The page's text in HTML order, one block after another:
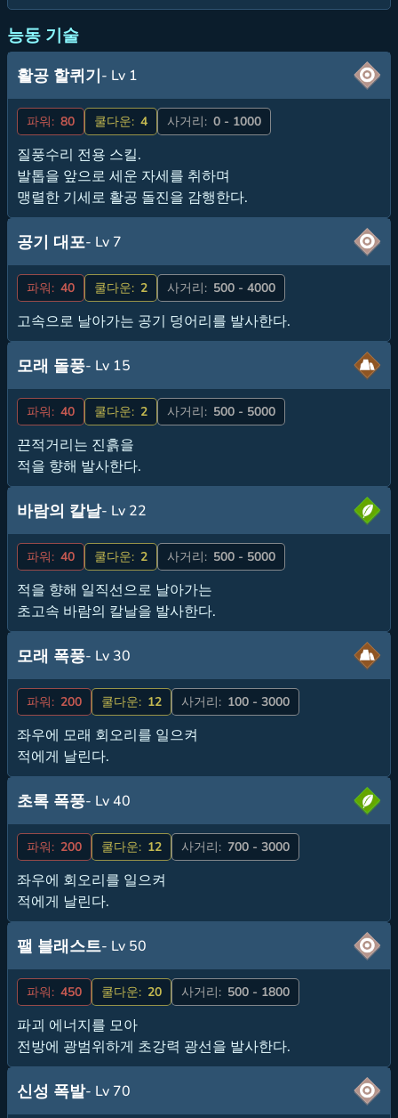
능동 기술
활공 할퀴기- Lv 1
파워: 80 쿨다운: 4 사거리: 0 - 1000
질풍수리 전용 스킬.
발톱을 앞으로 세운 자세를 취하며
맹렬한 기세로 활공 돌진을 감행한다.
공기 대포- Lv 7
파워: 40 쿨다운: 2 사거리: 500 - 4000
고속으로 날아가는 공기 덩어리를 발사한다.
모래 돌풍- Lv 15
파워: 40 쿨다운: 2 사거리: 500 - 5000
끈적거리는 진흙을
적을 향해 발사한다.
바람의 칼날- Lv 22
파워: 40 쿨다운: 2 사거리: 500 - 5000
적을 향해 일직선으로 날아가는
초고속 바람의 칼날을 발사한다.
모래 폭풍- Lv 30
파워: 200 쿨다운: 12 사거리: 100 - 3000
좌우에 모래 회오리를 일으켜
적에게 날린다.
초록 폭풍- Lv 40
파워: 200 쿨다운: 12 사거리: 700 - 3000
좌우에 회오리를 일으켜
적에게 날린다.
팰 블래스트- Lv 50
파워: 450 쿨다운: 20 사거리: 500 - 1800
파괴 에너지를 모아
전방에 광범위하게 초강력 광선을 발사한다.
신성 폭발- Lv 70